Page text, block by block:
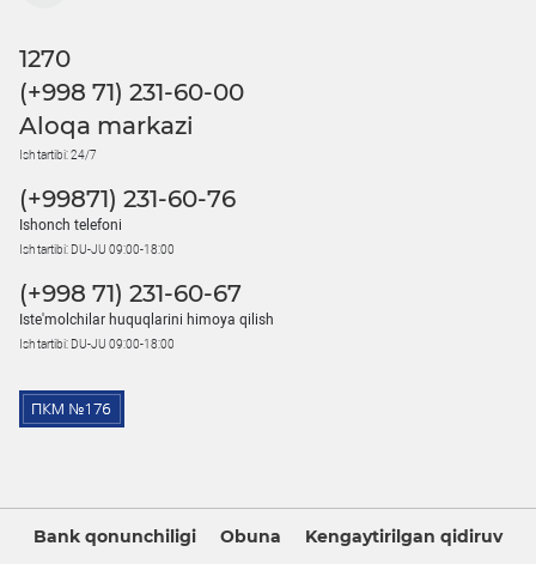
1270
(+998 71) 231-60-00
Aloqa markazi
Ish tartibi: 24/7
(+99871) 231-60-76
Ishonch telefoni
Ish tartibi: DU-JU 09:00-18:00
(+998 71) 231-60-67
Iste'molchilar huquqlarini himoya qilish
Ish tartibi: DU-JU 09:00-18:00
Bank qonunchiligi Obuna Kengaytirilgan qidiruv